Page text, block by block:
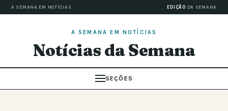
A SEMANA EM NOTÍCIAS EDIÇÃO DA SEMANA
A SEMANA EM NOTÍCIAS
Notícias da Semana
SEÇÕES